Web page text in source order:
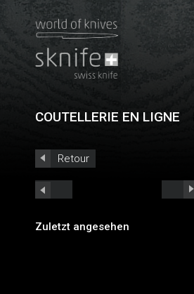
COUTELLERIE EN LIGNE
Retour
Zuletzt angesehen